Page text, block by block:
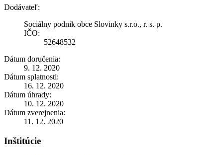
Dodávateľ:
Sociálny podnik obce Slovinky s.r.o., r. s. p.
IČO:
52648532
Dátum doručenia:
9. 12. 2020
Dátum splatnosti:
16. 12. 2020
Dátum úhrady:
10. 12. 2020
Dátum zverejnenia:
11. 12. 2020
Inštitúcie